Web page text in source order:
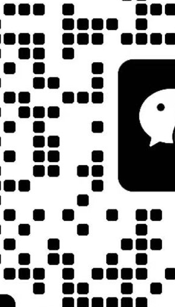
品牌内容快速迭代的需求。
、多端适配等一系列问题，以下是几项核
而言效率较低。增量静态再生成（ISR）
感获取最新内容。
、品牌故事等相对固定的页面保留纯
。成熟的解决方案是采用 “SSG 主体 +